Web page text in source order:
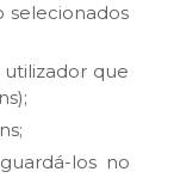
selecionados
que
los no